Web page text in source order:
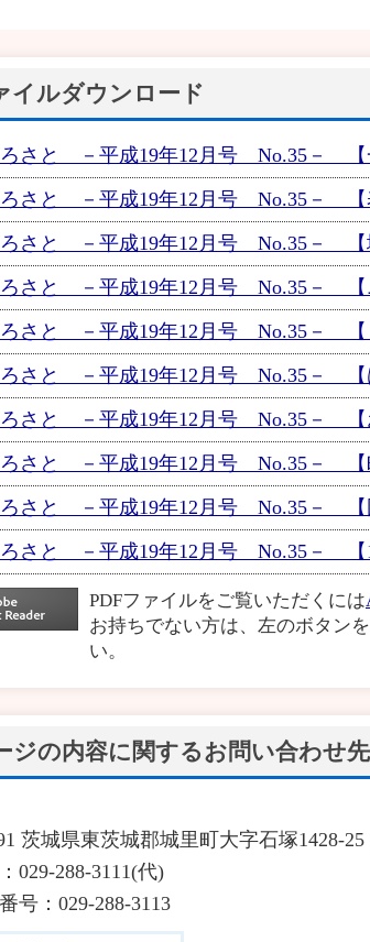
イルダウンロード
さと －平成19年12月号 No.35－ 【
さと －平成19年12月号 No.35－ 【
さと －平成19年12月号 No.35－ 【
さと －平成19年12月号 No.35－ 【
さと －平成19年12月号 No.35－ 【
さと －平成19年12月号 No.35－ 【
さと －平成19年12月号 No.35－ 【
さと －平成19年12月号 No.35－ 【
さと －平成19年12月号 No.35－ 【
さと －平成19年12月号 No.35－ 【
PDFファイルをご覧いただくには
お持ちでない方は、左のボタン
い。
ジの内容に関するお問い合わせ先
茨城県東茨城郡城里町大字石塚1428-
029-288-3111(代)
号：029-288-3113